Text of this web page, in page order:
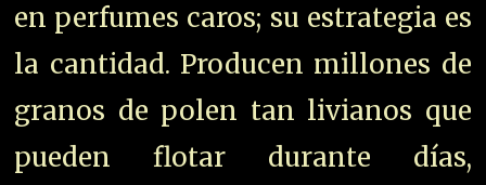
en perfumes caros; su estrategia es
la cantidad. Producen millones de
granos de polen tan livianos que
pueden flotar durante días,